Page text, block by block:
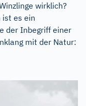
wirklich?
ist es ein
der Inbegriff einer
mit der Natur: